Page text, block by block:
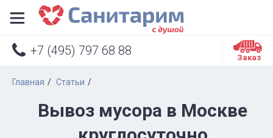
+7 (495) 797 68 88 
Заказ
Главная Статьи
Вывоз мусора в Москве